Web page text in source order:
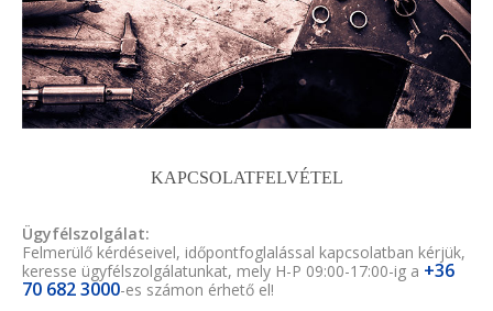
KAPCSOLATFELVÉTEL
Ügyfélszolgálat:
Felmerülő kérdéseivel, időpontfoglalással kapcsolatban kérjük,
keresse ügyfélszolgálatunkat, mely H-P 09:00-17:00-ig a +36
70 682 3000-es számon érhető el!